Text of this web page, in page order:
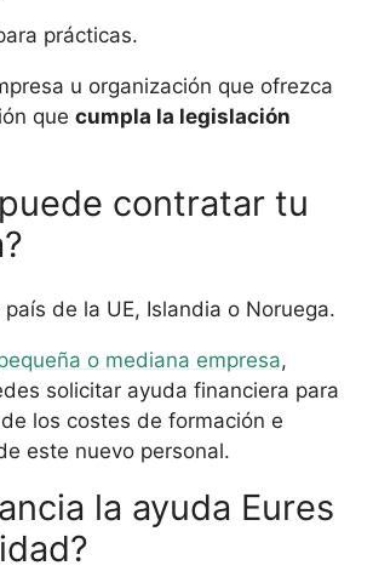
prácticas.
u organización que ofrezca
que cumpla la legislación
contratar tu
país de la UE, Islandia o Noruega.
o mediana empresa,
solicitar ayuda financiera para
los costes de formación e
este nuevo personal.
la ayuda Eures